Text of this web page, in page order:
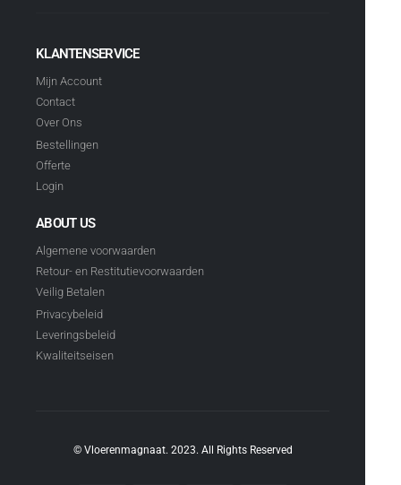
KLANTENSERVICE
Mijn Account
Contact
Over Ons
Bestellingen
Offerte
Login
ABOUT US
Algemene voorwaarden
Retour- en Restitutievoorwaarden
Veilig Betalen
Privacybeleid
Leveringsbeleid
Kwaliteitseisen
© Vloerenmagnaat. 2023. All Rights Reserved